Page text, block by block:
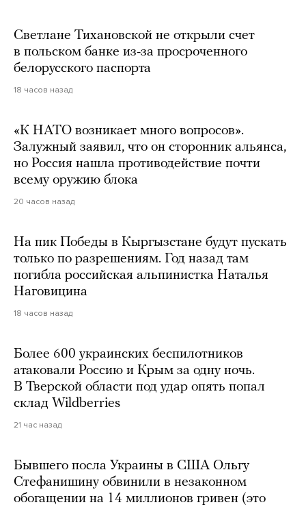
Светлане Тихановской не открыли счет
в польском банке из-за просроченного
белорусского паспорта
18 часов назад
«К НАТО возникает много вопросов».
Залужный заявил, что он сторонник альянса,
но Россия нашла противодействие почти
всему оружию блока
20 часов назад
На пик Победы в Кыргызстане будут пускать
только по разрешениям. Год назад там
погибла российская альпинистка Наталья
Наговицина
18 часов назад
Более 600 украинских беспилотников
атаковали Россию и Крым за одну ночь.
В Тверской области под удар опять попал
склад Wildberries
21 час назад
Бывшего посла Украины в США Ольгу
Стефанишину обвинили в незаконном
обогащении на 14 миллионов гривен (это